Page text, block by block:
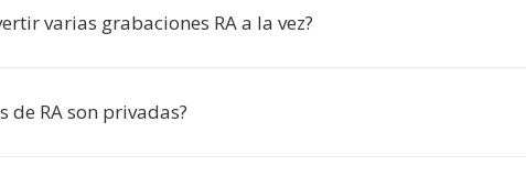
varias grabaciones RA a la vez?
de RA son privadas?